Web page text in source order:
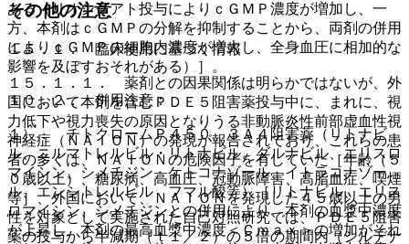
その他の注意
１５．１． 臨床使用に基づく情報
１５．１．１． 薬剤との因果関係は明らかではないが、外
国において本剤を含むＰＤＥ５阻害薬投与中に、まれに、視
力低下や視力喪失の原因となりうる非動脈炎性前部虚血性視
神経症（ＮＡＩＯＮ）の発現が報告されており、これらの患
者の多くは、ＮＡＩＯＮの危険因子を有していた［年齢（５
０歳以上）、糖尿病、高血圧、冠動脈障害、高脂血症、喫煙
等］、外国において、ＮＡＩＯＮを発現した４５歳以上の男
性を対象として実施された自己対照研究では、ＰＤＥ５阻害
薬の投与から半減期（ｔ１／２）の５倍の期間内（シルデナ
ある（リオシグアト投与によりｃＧＭＰ濃度が増加し、一
方、本剤はｃＧＭＰの分解を抑制することから、両剤の併用
によりｃＧＭＰの細胞内濃度が増大し、全身血圧に相加的な
影響を及ぼすおそれがある）］。
１０．２． 併用注意：
１）． チトクロームＰ４５０ ３Ａ４阻害薬（リトナビ
ル、ニルマトレルビル・リトナビル、ダルナビル、エリスロ
マイシン、シメチジン、ケトコナゾール、イトラコナゾー
ル、エンシトレルビル フマル酸等）［リトナビル、エリス
ロマイシン、シメチジンとの併用により、本剤の血漿中濃度
が上昇し、本剤の最高血漿中濃度＜Ｃｍａｘ＞の増加がそれ